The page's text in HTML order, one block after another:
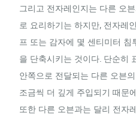
그리고 전자레인지는 다른 오
로 요리하기는 하지만, 전자레
프 또는 감자에 몇 센티미터
을 단축시키는 것이다. 단순히
안쪽으로 전달되는 다른 오븐
조금씩 더 깊게 주입되기 때문
또한 다른 오븐과는 달리 전자